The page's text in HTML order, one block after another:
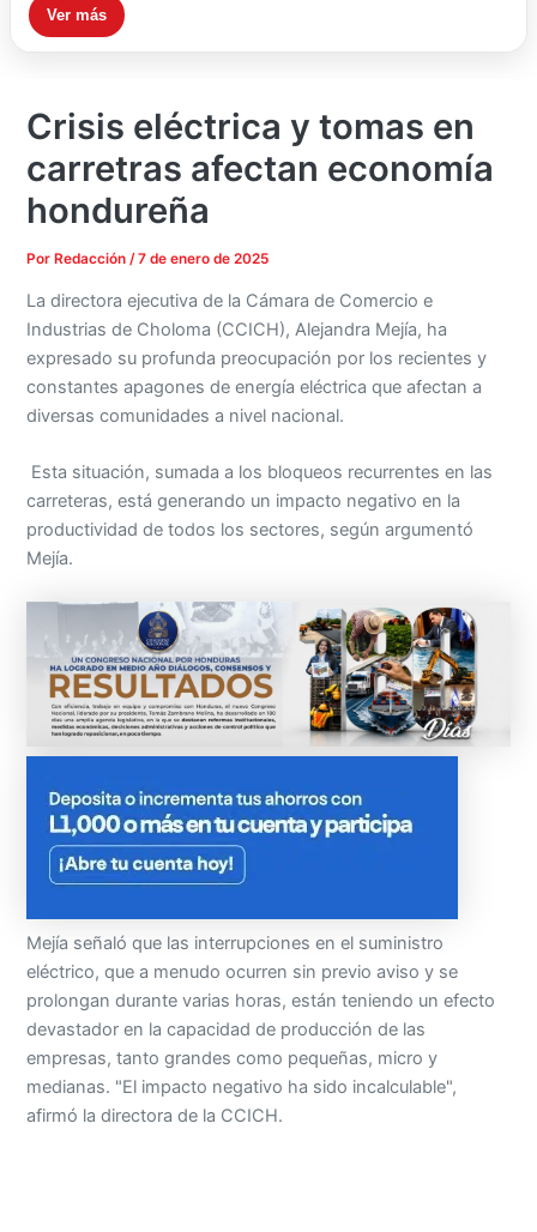
Ver más
Crisis eléctrica y tomas en
carretras afectan economía
hondureña
PorRedacción /7 de enero de 2025
La directora ejecutiva de la Cámara de Comercio e
Industrias de Choloma (CCICH), Alejandra Mejía, ha
expresado su profunda preocupación por los recientes y
constantes apagones de energía eléctrica que afectan a
diversas comunidades a nivel nacional.
Esta situación, sumada a los bloqueos recurrentes en las
carreteras, está generando un impacto negativo en la
productividad de todos los sectores, según argumentó
Mejía.
Mejía señaló que las interrupciones en el suministro
eléctrico, que a menudo ocurren sin previo aviso y se
prolongan durante varias horas, están teniendo un efecto
devastador en la capacidad de producción de las
empresas, tanto grandes como pequeñas, micro y
medianas. "El impacto negativo ha sido incalculable",
afirmó la directora de la CCICH.